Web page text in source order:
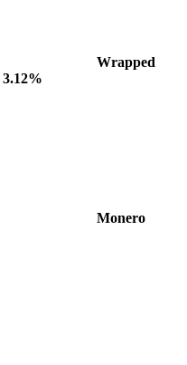
Wrapped
3.12%
Monero